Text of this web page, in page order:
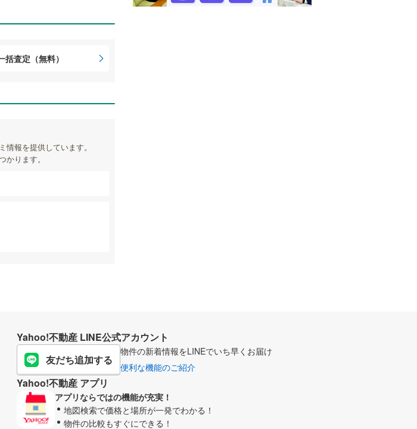
括査定（無料）
報を提供しています。
ります。
Yahoo!不動産 LINE公式アカウント
友だち追加する
物件の新着情報をLINEでいち早くお届け
便利な機能のご紹介
Yahoo!不動産 アプリ
アプリならではの機能が充実！
地図検索で価格と場所が一発でわかる！
物件の比較もすぐにできる！